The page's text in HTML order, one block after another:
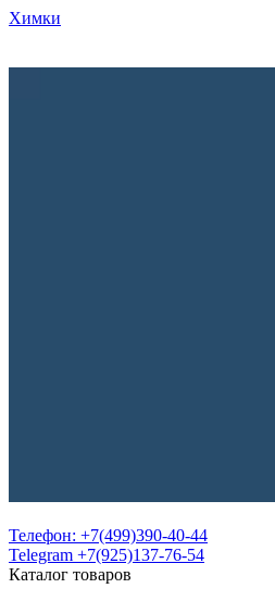
Химки
Телефон: +7(499)390-40-44
Telegram +7(925)137-76-54
Каталог товаров